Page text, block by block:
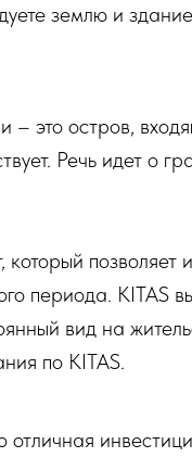
землю и
это остров,
Речь идет о
позволяет
периода. KITAS
вид на
по KITAS.